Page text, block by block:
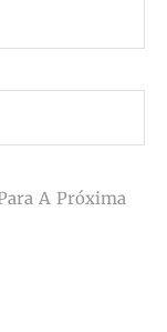
A Próxima